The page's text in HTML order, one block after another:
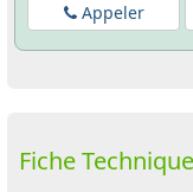
Appeler
Fiche